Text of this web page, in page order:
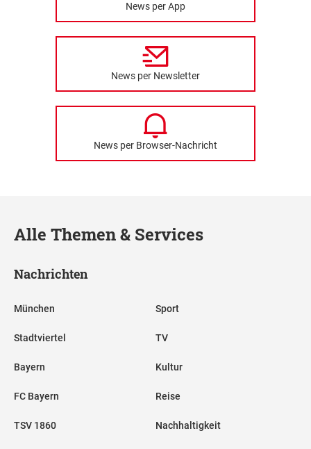
News per App
News per Newsletter
News per Browser-Nachricht
Alle Themen & Services
Nachrichten
München
Stadtviertel
Bayern
FC Bayern
TSV 1860
Sport
TV
Kultur
Reise
Nachhaltigkeit